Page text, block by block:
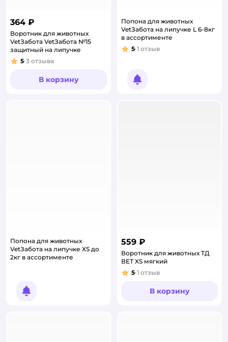
364 ₽
Воротник для животных
VetЗабота VetЗабота №15
защитный на липучке
Рейтинг:
5 3 отзыва
В корзину
Попона для животных
VetЗабота на липучке L 6-8кг
в ассортименте
Рейтинг:
5 1 отзыв
Уведомить о появлении
Попона для животных
VetЗабота на липучке XS до
2кг в ассортименте
Уведомить о появлении
559 ₽
Воротник для животных ТД
ВЕТ XS мягкий
Рейтинг:
5 1 отзыв
В корзину